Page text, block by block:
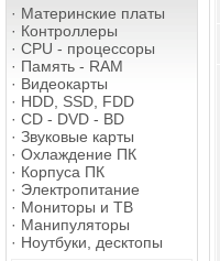
· Материнские платы
· Контроллеры
· CPU - процессоры
· Память - RAM
· Видеокарты
· HDD, SSD, FDD
· CD - DVD - BD
· Звуковые карты
· Охлаждение ПК
· Корпуса ПК
· Электропитание
· Мониторы и ТВ
· Манипуляторы
· Ноутбуки, десктопы